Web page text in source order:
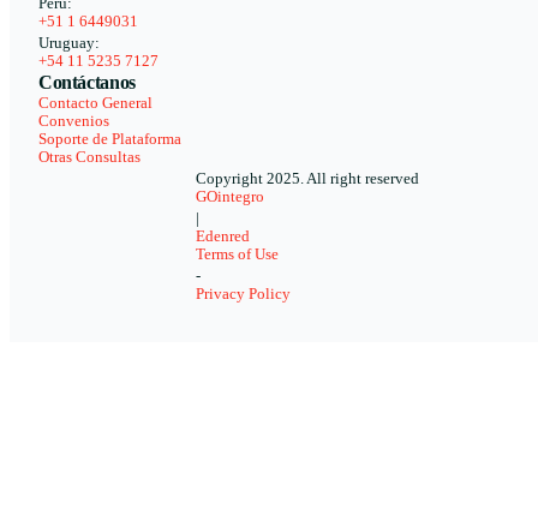
Perú:
+51 1 6449031
Uruguay:
+54 11 5235 7127
Contáctanos
Contacto General
Convenios
Soporte de Plataforma
Otras Consultas
Copyright 2025. All right reserved
GOintegro
Edenred
Terms of Use
-
Privacy Policy